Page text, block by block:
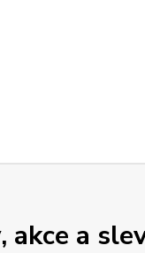
akce a